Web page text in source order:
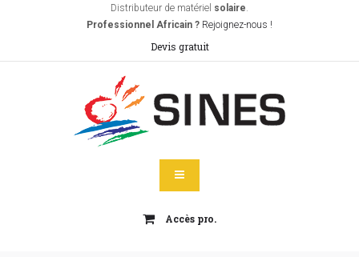
Distributeur de matériel solaire.
Professionnel Africain ? Rejoignez-nous !
Devis gratuit
Accès pro.